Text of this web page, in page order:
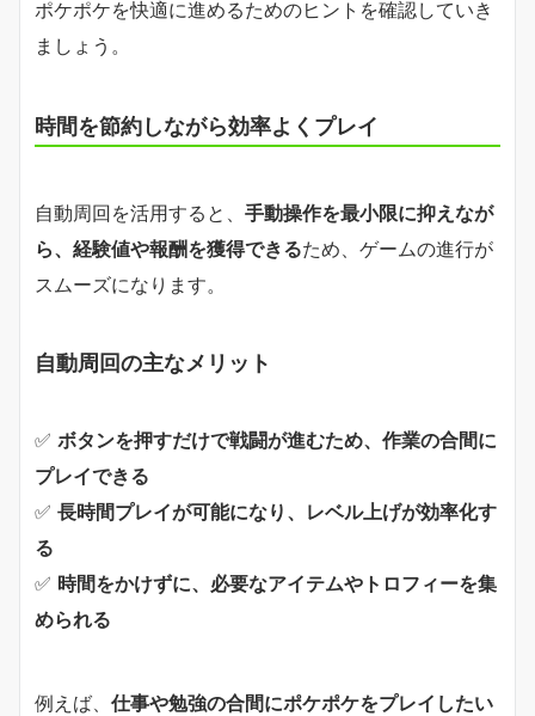
ポケポケを快適に進めるためのヒントを確認していき
ましょう。
時間を節約しながら効率よくプレイ
自動周回を活用すると、 手動操作を最小限に抑えなが
ら、経験値や報酬を獲得できるため、ゲームの進行が
スムーズになります。
自動周回の主なメリット
✅ ボタンを押すだけで戦闘が進むため、作業の合間に
プレイできる
✅ 長時間プレイが可能になり、レベル上げが効率化す
る
✅ 時間をかけずに、必要なアイテムやトロフィーを集
められる
例えば、 仕事や勉強の合間にポケポケをプレイしたい